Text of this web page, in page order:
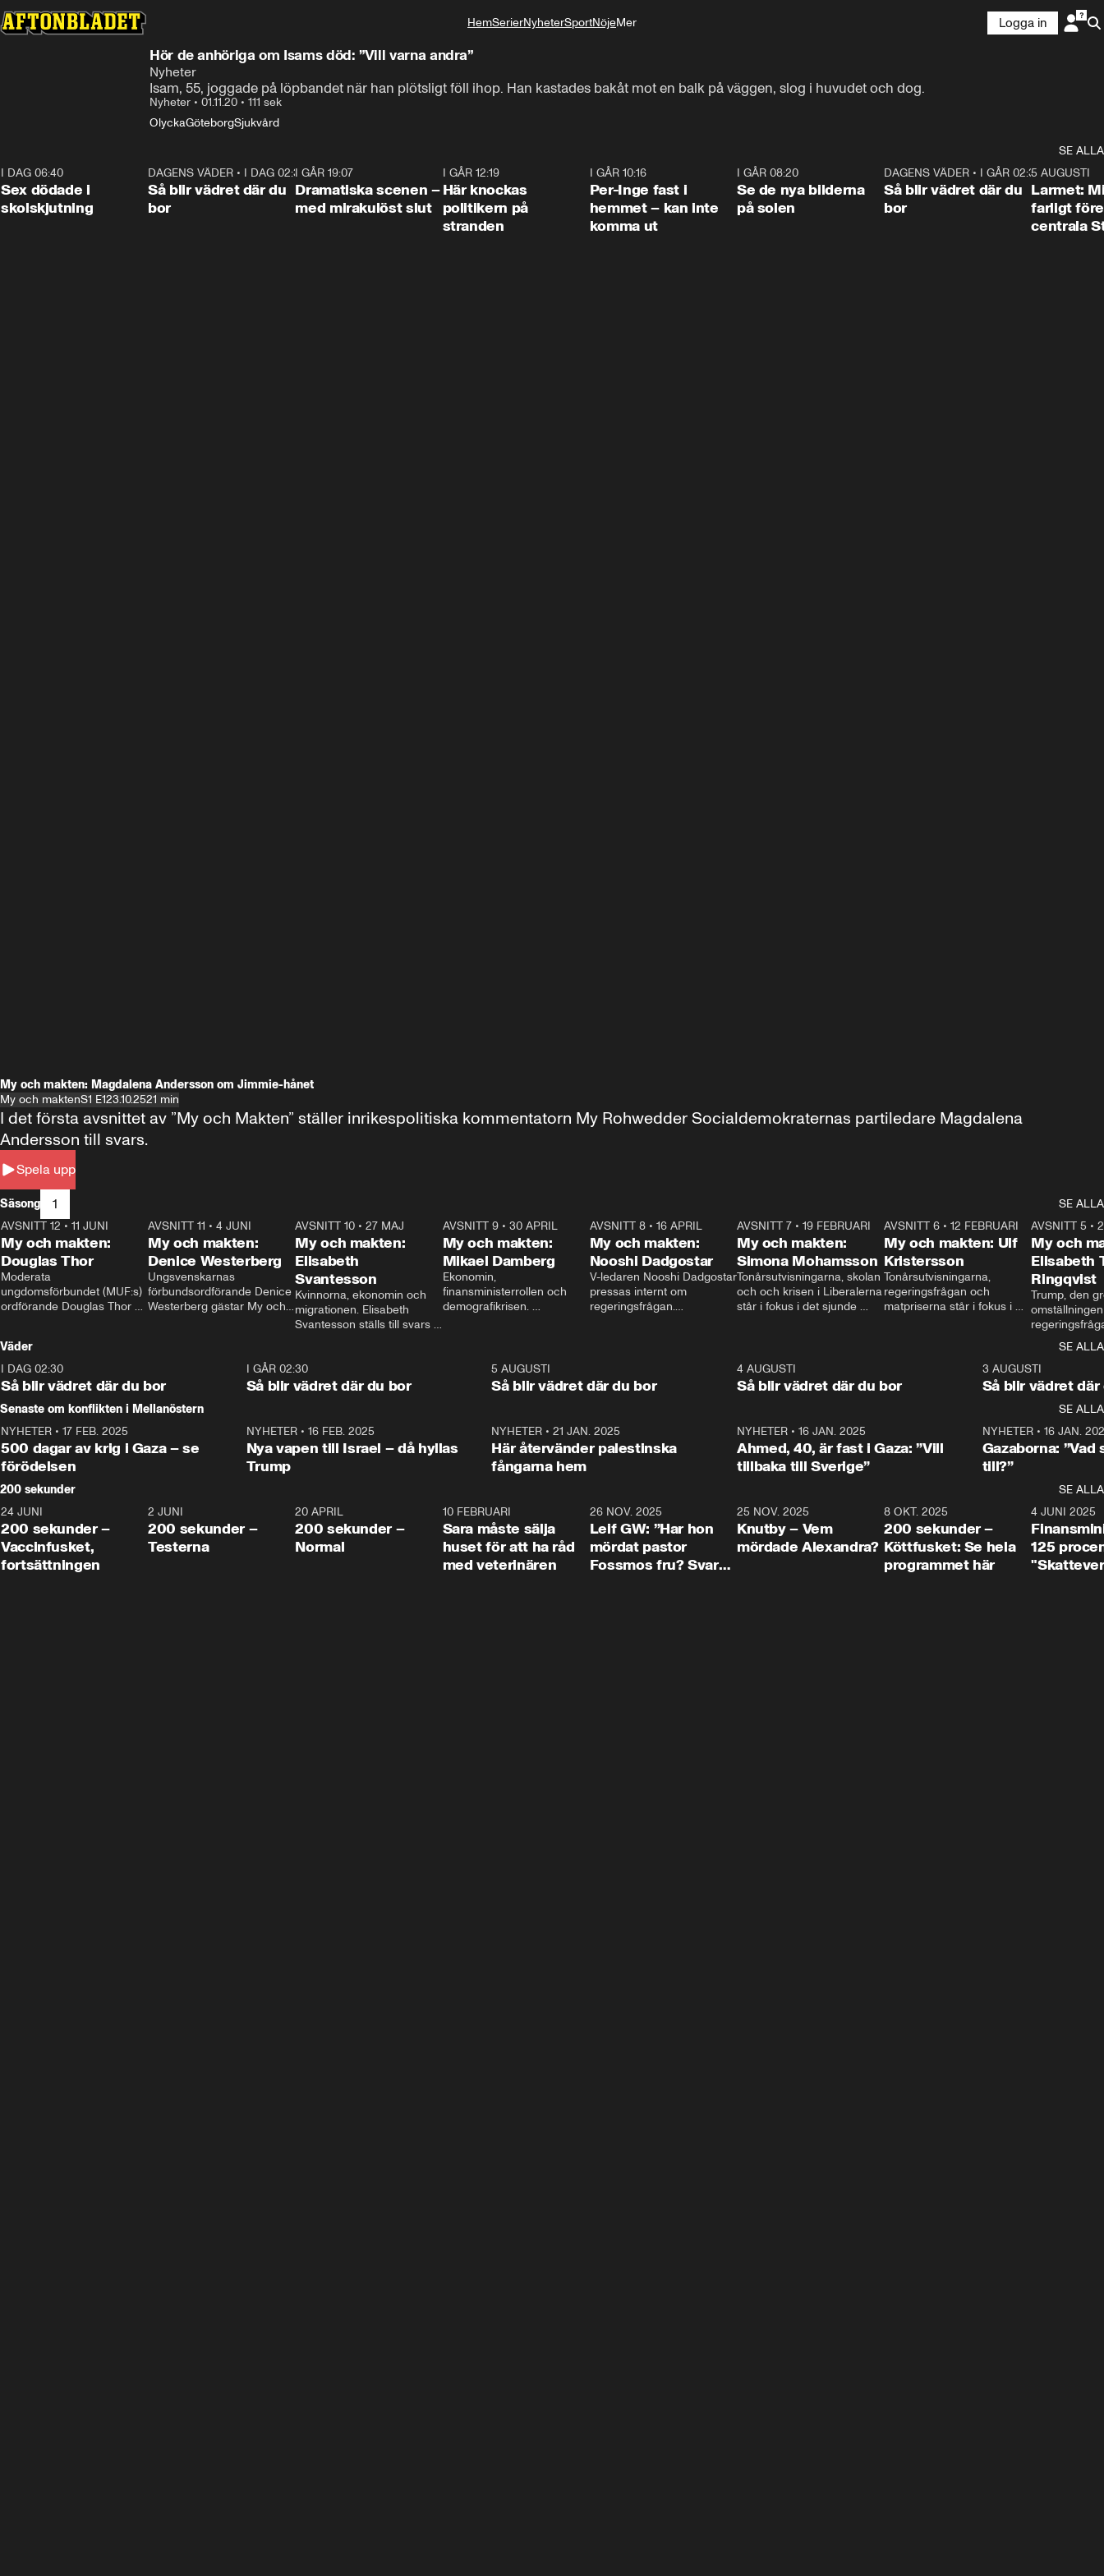
HemSerierNyheterSportNöjeMer
Logga in
Hör de anhöriga om Isams död: ”Vill varna andra”
Nyheter
Isam, 55, joggade på löpbandet när han plötsligt föll ihop. Han kastades bakåt mot en balk på väggen, slog i huvudet och dog.
Nyheter • 01.11.20 • 111 sek
OlyckaGöteborgSjukvård
SE ALLA
I DAG 06:40
Sex dödade i
skolskjutning
1:06
DAGENS VÄDER • I DAG 02:30
Så blir vädret där du
bor
I GÅR 19:07
Dramatiska scenen –
med mirakulöst slut
I GÅR 12:19
Här knockas
politikern på
stranden
I GÅR 10:16
Per-Inge fast i
hemmet – kan inte
komma ut
I GÅR 08:20
Se de nya bilderna
på solen
1:06
DAGENS VÄDER • I GÅR 02:30
Så blir vädret där du
bor
5 AUGUSTI
Larmet:
farligt
centrala
My och makten: Magdalena Andersson om Jimmie-hånet
My och maktenS1 E123.10.2521 min
Spela upp
I det första avsnittet av ”My och Makten” ställer inrikespolitiska kommentatorn My Rohwedder Socialdemokraternas partiledare Magdalena
Andersson till svars.
Säsong 1
SE ALLA
26:27
AVSNITT 12 • 11 JUNI
My och makten:
Douglas Thor
Moderata
ungdomsförbundet (MUF:s)
ordförande Douglas Thor
tonårsutvisningarna och hur
Moderaterna ska locka
väljare till valet i höst.
23:40
AVSNITT 11 •4 JUNI
My och makten:
Denice Westerberg
Ungsvenskarnas
förbundsordförande Denice
Westerberg gästar My och
AVSNITT 10 •27 MAJ
My och makten:
Elisabeth
Svantesson
Kvinnorna, ekonomin och
migrationen. Elisabeth
Svantesson ställs till svars
AVSNITT 9• 30 APRIL
My och makten:
Mikael Damberg
Ekonomin,
finansministerrollen och
demografikrisen.
och Makten.
AVSNITT 8• 16 APRIL
My och makten:
Nooshi Dadgostar
V-ledaren Nooshi Dadgostar
pressas internt om
regeringsfrågan.
– Vi ställer upp i val. Ska vi
vara med så sitter vi förstås
24:30
AVSNITT 7• 19 FEBRUARI
My och makten:
Simona Mohamsson
Tonårsutvisningarna, skolan
och och krisen i Liberalerna
står i fokus i det sjunde
kommentator My
Rohwedder ställer
utbildnings- och
Mohamsson till svars.
27:30
AVSNITT 6 •12 FEBRUARI
My och makten: Ulf
Kristersson
Tonårsutvisningarna,
regeringsfrågan och
matpriserna står i fokus i
Rohwedder ställer
statsminister Ulf Kristersson
AVSNITT 5 •
My och
Elisabeth
Ringqvist
Trump, den
centrum i
avsnittet av
Makten”. Se
Aftonbladets
Rohwedder
Thand Ring
Väder
SE ALLA
I DAG 02:30
Så blir vädret där du bor
1:06
I GÅR 02:30
Så blir vädret där du bor
5 AUGUSTI
Så blir vädret där du bor
4 AUGUSTI
Så blir vädret där du bor
3 AUGUSTI
Så blir vädret där
Senaste om konflikten i Mellanöstern
SE ALLA
NYHETER • 17 FEB. 2025
500 dagar av krig i Gaza – se
förödelsen
NYHETER• 16 FEB. 2025
Nya vapen till Israel – då hyllas
Trump
NYHETER •21 JAN. 2025
Här återvänder palestinska
fångarna hem
NYHETER• 16 JAN. 2025
Ahmed, 40, är fast i Gaza: ”Vill
tillbaka till Sverige”
NYHETER• 16 JAN.
Gazaborna:
till?”
200 sekunder
SE ALLA
5:00
24 JUNI
200 sekunder –
Vaccinfusket,
fortsättningen
4:23
2 JUNI
200 sekunder –
Testerna
20 APRIL
200 sekunder –
Normal
10 FEBRUARI
Sara måste sälja
huset för att ha råd
med veterinären
26 NOV. 2025
Leif GW: ”Har hon
mördat pastor
Fossmos fru? Svar
31:05
25 NOV. 2025
Knutby – Vem
mördade Alexandra?
4:29
8 OKT. 2025
200 sekunder –
Köttfusket: Se hela
programmet här
4 JUNI 2025
125